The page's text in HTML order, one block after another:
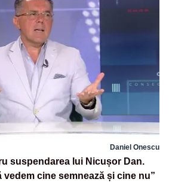
Daniel Onescu
suspendarea lui Nicușor Dan.
vedem cine semnează și cine nu”